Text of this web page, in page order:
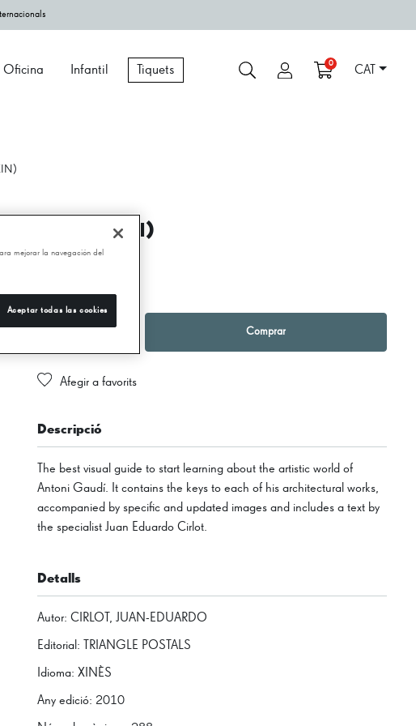
Oficina Infantil Tiquets
0
CAT
GAUDÍ (XIN)
− 1 Comprar
Afegir a favorits
Descripció
The best visual guide to start learning about the artistic world of
Antoni Gaudí. It contains the keys to each of his architectural works,
accompanied by specific and updated images and includes a text by
the specialist Juan Eduardo Cirlot.
Detalls
Autor: CIRLOT, JUAN-EDUARDO
Editorial : TRIANGLE POSTALS
Idioma: XINÈS
Any edició: 2010
mejorar la navegación del
Aceptar todas las cookies